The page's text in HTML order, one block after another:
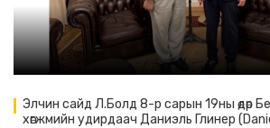
Элчин сайд Л.Болд 8-р сарын 19ны өдөр
хөгжмийн удирдаач Даниэль Глинер